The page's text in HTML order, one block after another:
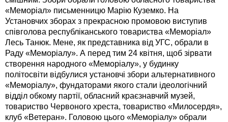
«Меморіал» письменницю Марію Куземко. На
Установчих зборах з прекрасною промовою виступив
співголова республіканського товариства «Меморіал»
Лесь Танюк. Мене, як представника від УГС, обрали в
Раду «Меморіалу». А перед тим 24 квітня, щоб зірвати
створення народного «Меморіалу», у будинку
політосвіти відбулися установчі збори альтернативного
«Меморіалу», фундаторами якого стали ідеологічний
відділ обкому партії, обласний краєзнавчий музей,
товариство Червоного хреста, товариство «Милосердя»,
клуб «Ветеран». Головою цього «Меморіалу» обрали